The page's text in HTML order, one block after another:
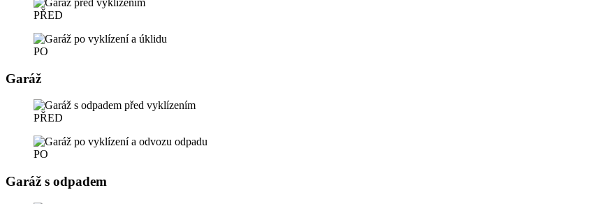
PŘED
PO
Garáž
PŘED
PO
Garáž s odpadem